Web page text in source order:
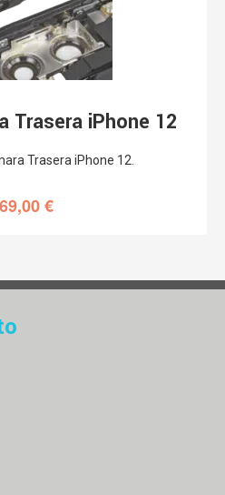
Trasera iPhone 12
Trasera iPhone 12.
€